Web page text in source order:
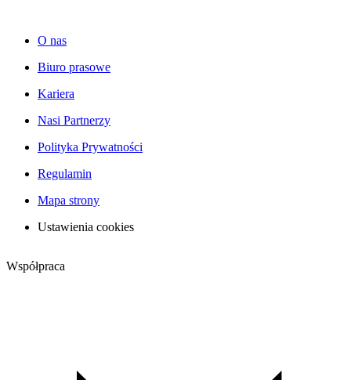
O nas
Biuro prasowe
Kariera
Nasi Partnerzy
Polityka Prywatności
Regulamin
Mapa strony
Ustawienia cookies
Współpraca